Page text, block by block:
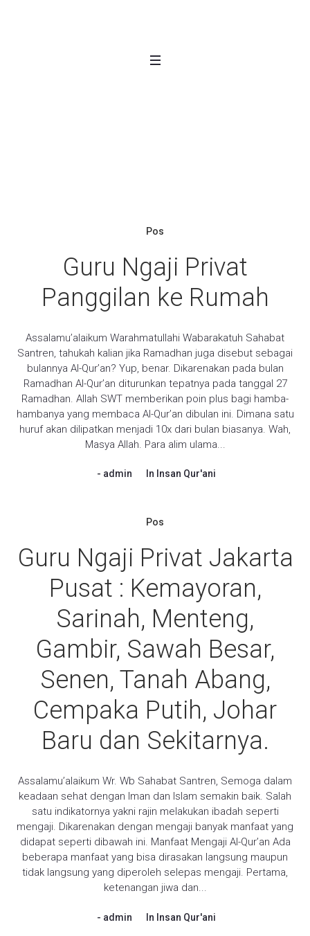
Pos
Guru Ngaji Privat
Panggilan ke Rumah
Assalamu’alaikum Warahmatullahi Wabarakatuh Sahabat
Santren, tahukah kalian jika Ramadhan juga disebut sebagai
bulannya Al-Qur’an? Yup, benar. Dikarenakan pada bulan
Ramadhan Al-Qur’an diturunkan tepatnya pada tanggal 27
Ramadhan. Allah SWT memberikan poin plus bagi hamba-
hambanya yang membaca Al-Qur’an dibulan ini. Dimana satu
huruf akan dilipatkan menjadi 10x dari bulan biasanya. Wah,
Masya Allah. Para alim ulama...
admin In Insan Qur'ani
Pos
Guru Ngaji Privat Jakarta
Pusat : Kemayoran,
Sarinah, Menteng,
Gambir, Sawah Besar,
Senen, Tanah Abang,
Cempaka Putih, Johar
Baru dan Sekitarnya.
Assalamu’alaikum Wr. Wb Sahabat Santren, Semoga dalam
keadaan sehat dengan Iman dan Islam semakin baik. Salah
satu indikatornya yakni rajin melakukan ibadah seperti
mengaji. Dikarenakan dengan mengaji banyak manfaat yang
didapat seperti dibawah ini. Manfaat Mengaji Al-Qur’an Ada
beberapa manfaat yang bisa dirasakan langsung maupun
tidak langsung yang diperoleh selepas mengaji. Pertama,
ketenangan jiwa dan...
admin In Insan Qur'ani